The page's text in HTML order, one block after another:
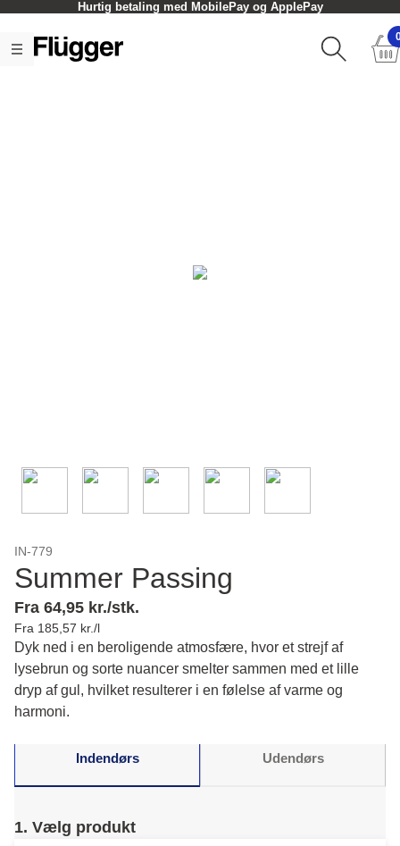
Hurtig betaling med MobilePay og ApplePay
IN-779
Summer Passing
Fra 64,95 kr./stk.
Fra 185,57 kr./l
Dyk ned i en beroligende atmosfære, hvor et strejf af
lysebrun og sorte nuancer smelter sammen med et lille
dryp af gul, hvilket resulterer i en følelse af varme og
harmoni.
Indendørs Udendørs
1. Vælg produkt